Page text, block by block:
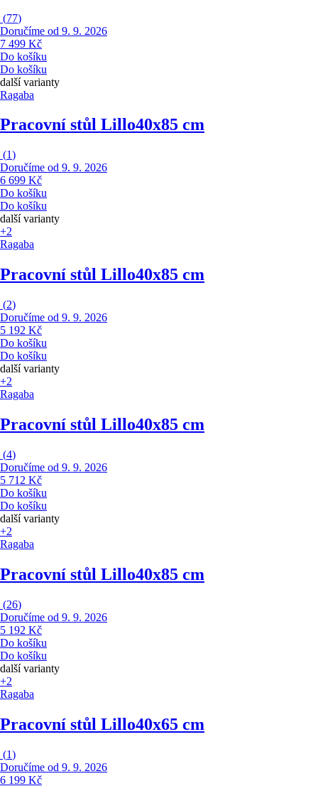
(77)
Doručíme od 9. 9. 2026
7 499 Kč
Do košíku
Do košíku
další varianty
Ragaba
Pracovní stůl Lillo40x85 cm
(1)
Doručíme od 9. 9. 2026
6 699 Kč
Do košíku
Do košíku
další varianty
+2
Ragaba
Pracovní stůl Lillo40x85 cm
(2)
Doručíme od 9. 9. 2026
5 192 Kč
Do košíku
Do košíku
další varianty
+2
Ragaba
Pracovní stůl Lillo40x85 cm
(4)
Doručíme od 9. 9. 2026
5 712 Kč
Do košíku
Do košíku
další varianty
+2
Ragaba
Pracovní stůl Lillo40x85 cm
(26)
Doručíme od 9. 9. 2026
5 192 Kč
Do košíku
Do košíku
další varianty
+2
Ragaba
Pracovní stůl Lillo40x65 cm
(1)
Doručíme od 9. 9. 2026
6 199 Kč